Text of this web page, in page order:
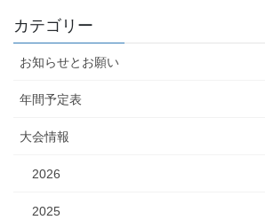
カテゴリー
お知らせとお願い
年間予定表
大会情報
2026
2025